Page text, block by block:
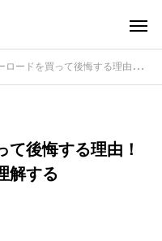
って後悔する理由！クロスバイクとの違いを理解する
て後悔する理由！
解する